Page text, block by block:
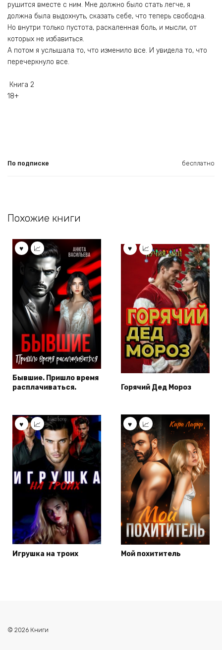
рушится вместе с ним. Мне должно было стать легче, я
должна была выдохнуть, сказать себе, что теперь свободна.
Но внутри только пустота, раскаленная боль, и мысли, от
которых не избавиться.
А потом я услышала то, что изменило все. И увидела то, что
перечеркнуло все.
Книга 2
18+
По подписке бесплатно
Похожие книги
Бывшие. Пришло время
расплачиваться.
Горячий Дед Мороз
Игрушка на троих Мой похититель
© 2026 Книги